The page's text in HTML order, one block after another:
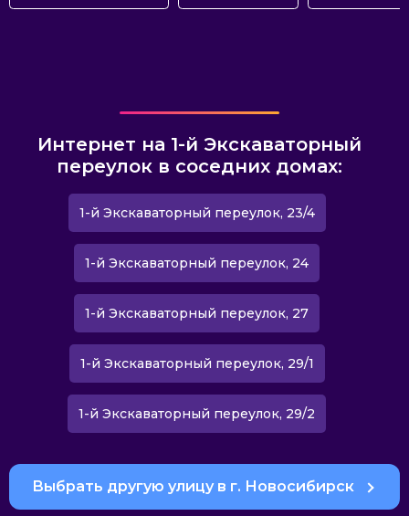
Интернет на 1-й Экскаваторный
переулок в соседних домах:
1-й Экскаваторный переулок, 23/4
1-й Экскаваторный переулок, 24
1-й Экскаваторный переулок, 27
1-й Экскаваторный переулок, 29/1
1-й Экскаваторный переулок, 29/2
Выбрать другую улицу в г. Новосибирск